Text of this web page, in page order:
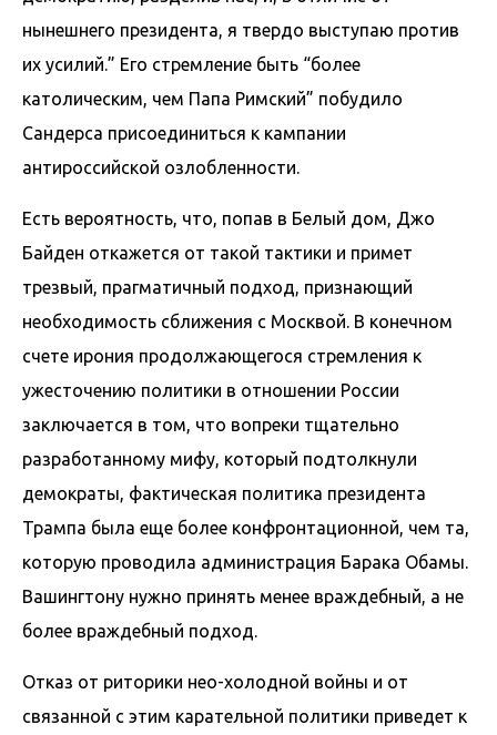
нынешнего президента, я твердо выступаю против
их усилий.” Его стремление быть “более
католическим, чем Папа Римский” побудило
Сандерса присоединиться к кампании
антироссийской озлобленности.
Есть вероятность, что, попав в Белый дом, Джо
Байден откажется от такой тактики и примет
трезвый, прагматичный подход, признающий
необходимость сближения с Москвой. В конечном
счете ирония продолжающегося стремления к
ужесточению политики в отношении России
заключается в том, что вопреки тщательно
разработанному мифу, который подтолкнули
демократы, фактическая политика президента
Трампа была еще более конфронтационной, чем та,
которую проводила администрация Барака Обамы.
Вашингтону нужно принять менее враждебный, а не
более враждебный подход.
Отказ от риторики нео-холодной войны и от
связанной с этим карательной политики приведет к